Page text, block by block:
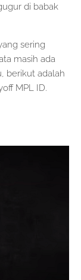
di babak
sering
masih ada
berikut adalah
MPL ID.